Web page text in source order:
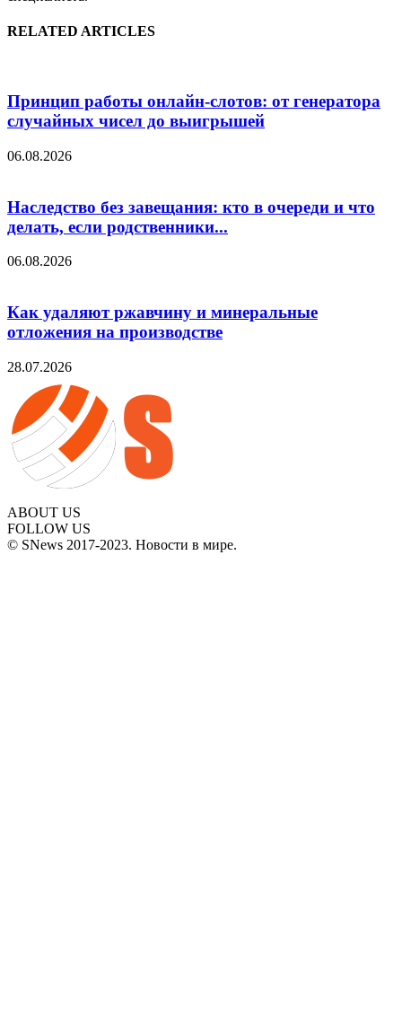
RELATED ARTICLES
Принцип работы онлайн-слотов: от генератора
случайных чисел до выигрышей
06.08.2026
Наследство без завещания: кто в очереди и что
делать, если родственники...
06.08.2026
Как удаляют ржавчину и минеральные
отложения на производстве
28.07.2026
ABOUT US
FOLLOW US
© SNews 2017-2023. Новости в мире.